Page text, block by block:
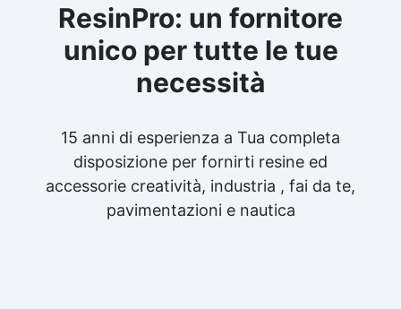
ResinPro: un fornitore
unico per tutte le tue
necessità
15 anni di esperienza a Tua completa
disposizione per fornirti resine ed
accessorie creatività, industria , fai da te,
pavimentazioni e nautica